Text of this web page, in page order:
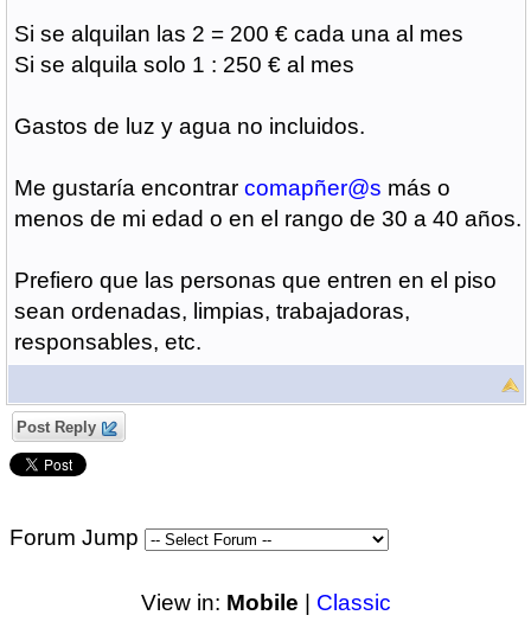
Si se alquilan las 2 = 200 € cada una al mes
Si se alquila solo 1 : 250 € al mes
Gastos de luz y agua no incluidos.
Me gustaría encontrar comapñer@s más o
menos de mi edad o en el rango de 30 a 40 años.
Prefiero que las personas que entren en el piso
sean ordenadas, limpias, trabajadoras,
responsables, etc.
Post Reply
Forum Jump
View in: Mobile Classic